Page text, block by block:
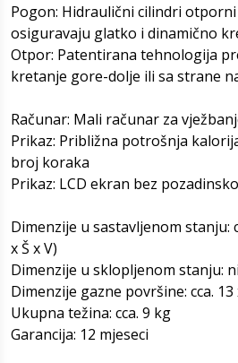
Pogon: Hidraulični cilindri
osiguravaju glatko i dinamično
Otpor: Patentirana tehnologija
kretanje gore-dolje ili sa strane
Računar: Mali računar za
Prikaz: Približna potrošnja
broj koraka
Prikaz: LCD ekran bez
Dimenzije u sastavljenom stanju:
x Š x V)
Dimenzije u sklopljenom stanju:
Dimenzije gazne površine: cca. 13
Ukupna težina: cca. 9 kg
Garancija: 12 mjeseci